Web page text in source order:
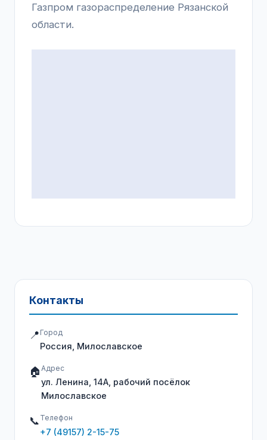
Газпром газораспределение Рязанской
области.
Контакты
📍 Город
Россия, Милославское
🏠 Адрес
ул. Ленина, 14А, рабочий посёлок
Милославское
📞 Телефон
+7 (49157) 2-15-75